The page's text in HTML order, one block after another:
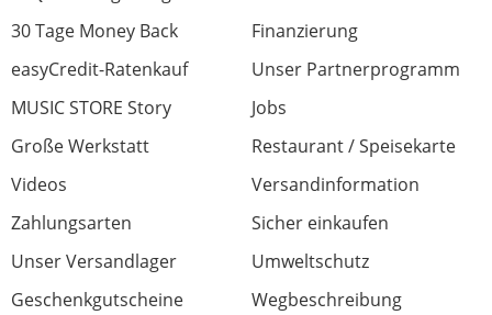
30 Tage Money Back
Finanzierung
easyCredit-Ratenkauf
Unser Partnerprogramm
MUSIC STORE Story
Jobs
Große Werkstatt
Restaurant / Speisekarte
Videos
Versandinformation
Zahlungsarten
Sicher einkaufen
Unser Versandlager
Umweltschutz
Geschenkgutscheine
Wegbeschreibung